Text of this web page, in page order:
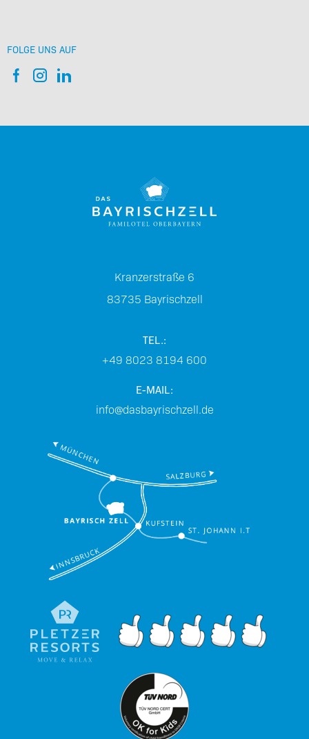
FOLGE UNS AUF
Kranzerstraße 6
83735 Bayrischzell
TEL.:
+49 8023 8194 600
E-MAIL:
info@dasbayrischzell.de